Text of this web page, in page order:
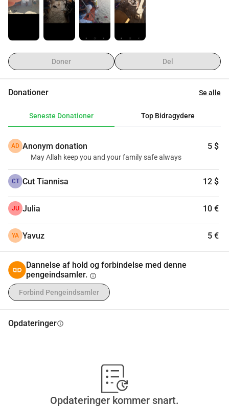
Doner Del
Donationer Se alle
Seneste Donationer Top Bidragydere
AD Anonym donation 5 $
May Allah keep you and your family safe always
CT Cut Tiannisa 12 $
JU Julia 10 €
YA Yavuz 5 €
Dannelse af hold og forbindelse med denne
pengeindsamler. info
Forbind Pengeindsamler
Opdateringerinfo
Opdateringer kommer snart.